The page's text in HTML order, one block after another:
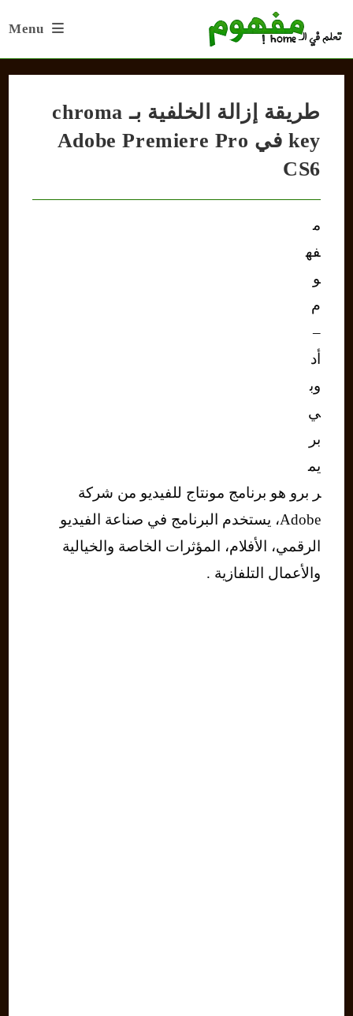
Menu
طريقة إزالة الخلفية بـ chroma
key في Adobe Premiere Pro
CS6
م
فه
و
م
–
أد
وب
ي
بر
يم
ر برو هو برنامج مونتاج للفيديو من شركة
Adobe، يستخدم البرنامج في صناعة الفيديو
الرقمي، الأفلام، المؤثرات الخاصة والخيالية
والأعمال التلفازية .